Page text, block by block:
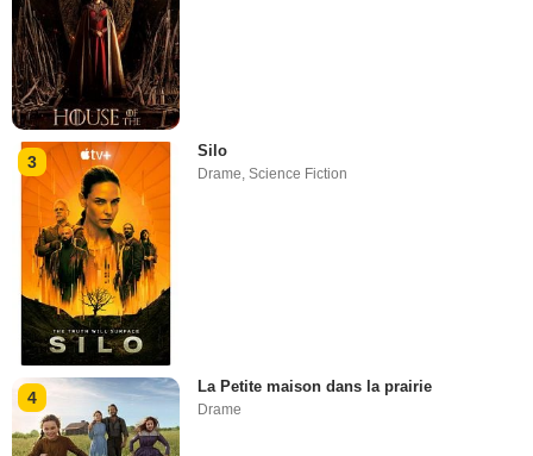
3
Silo
Drame ,Science Fiction
4
La Petite maison dans la prairie
Drame